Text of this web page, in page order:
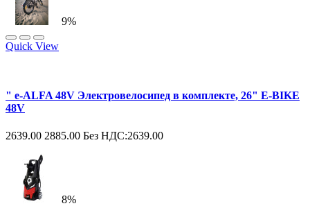
9%
Quick View
" e-ALFA 48V Электровелосипед в комплекте, 26" E-BIKE
48V
2639.00 2885.00 Без НДС:2639.00
8%